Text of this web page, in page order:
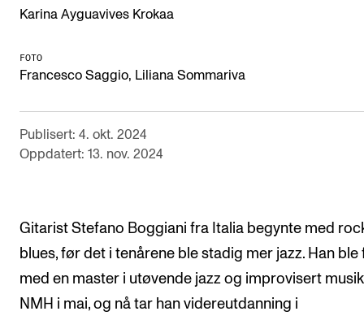
Digitale ressurser for undervisning
Søknad og opptak
FORSKNING OG UTVIKLINGSARBEID
For ph.d.-programmet i kunstnerisk utviklingsarbeid
For ph.d.-programmet i musikkforskning
Forskningsetikk
Karina Ayguavives Krokaa
FOTO
Francesco Saggio, Liliana Sommariva
Publisert: 4. okt. 2024
Oppdatert: 13. nov. 2024
Gitarist Stefano Boggiani fra Italia begynte med
blues, før det i tenårene ble stadig mer jazz. Han ble
med en master i utøvende jazz og improvisert
NMH i mai, og nå tar han videreutdanning i